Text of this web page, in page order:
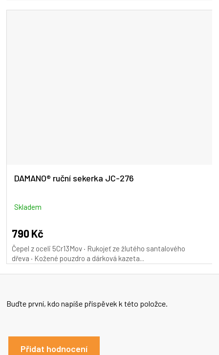
DAMANO® ruční sekerka JC-276
Skladem
790 Kč
Čepel z oceli 5Cr13Mov · Rukojeť ze žlutého santalového
dřeva · Kožené pouzdro a dárková kazeta...
Buďte první, kdo napíše příspěvek k této položce.
Přidat hodnocení